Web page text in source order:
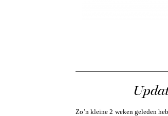
Zo’n kleine 2 weken geleden